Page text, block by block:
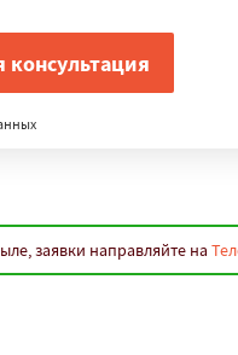
заявки направляйте на